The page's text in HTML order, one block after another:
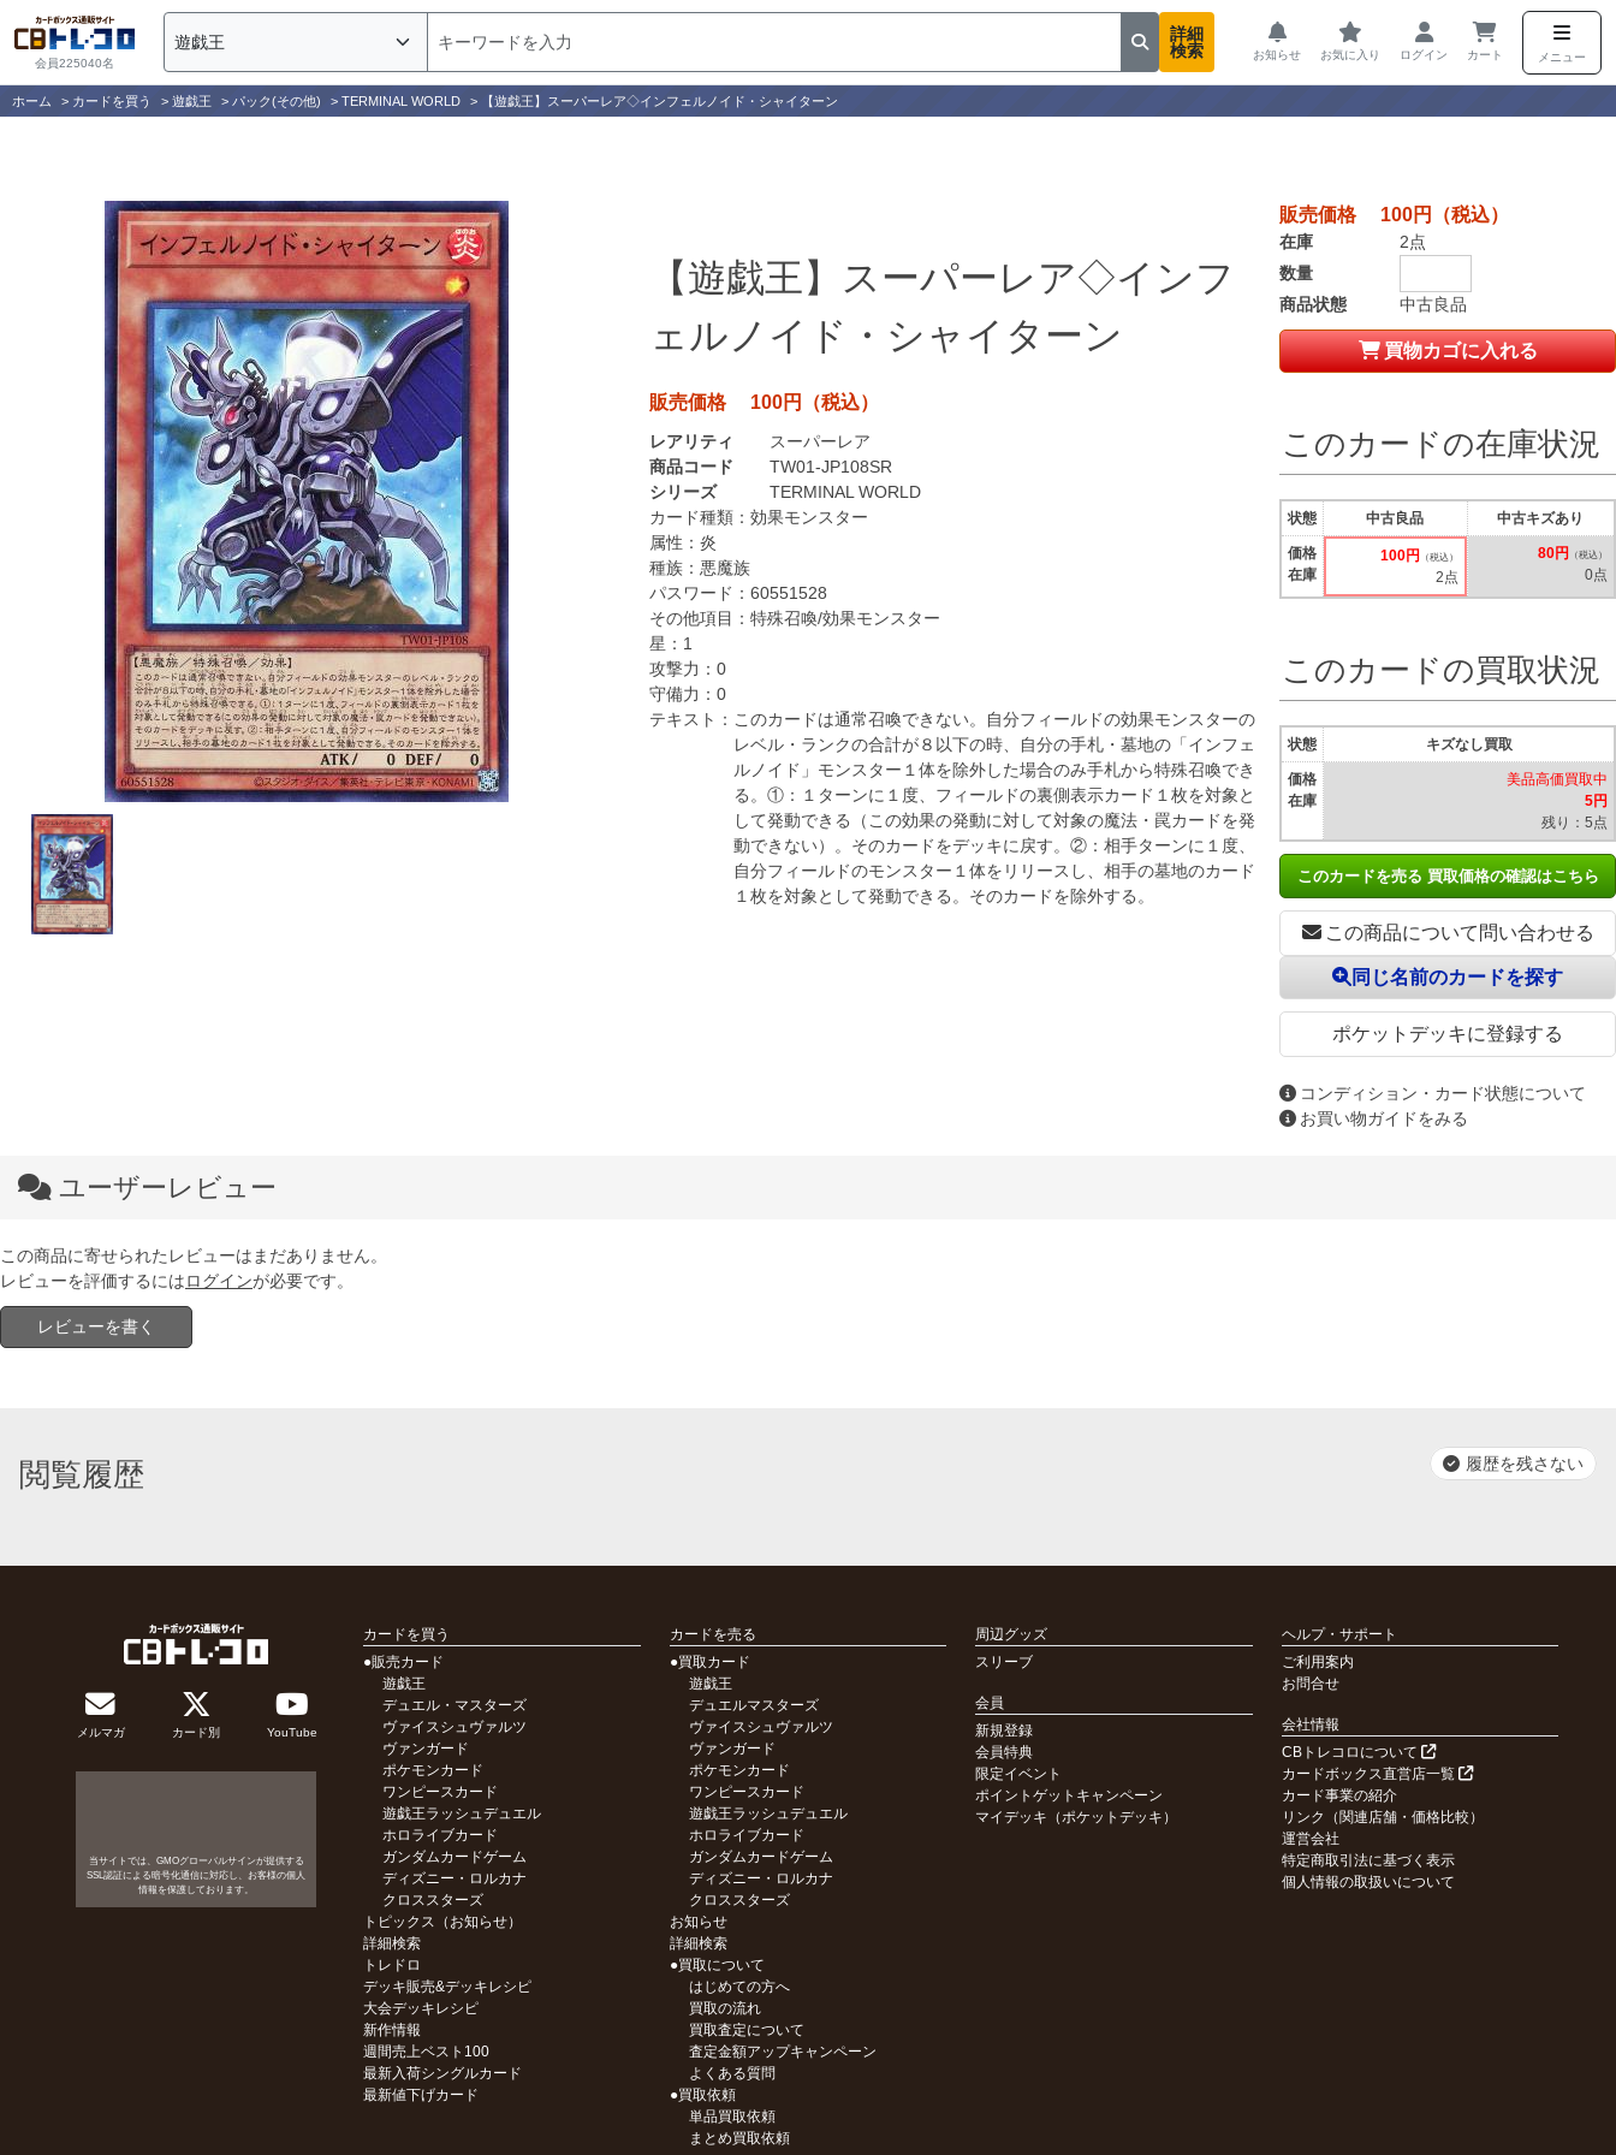
会員225040名
詳細
検索
お知らせ お気に入り ログイン カート メニュー
ホーム > カードを買う > 遊戯王 > パック(その他) > TERMINAL WORLD > 【遊戯王】スーパーレア◇インフェルノイド・シャイターン
【遊戯王】スーパーレア◇インフ
ェルノイド・シャイターン
販売価格 100円（税込）
レアリティ
スーパーレア
商品コード
TW01-JP108SR
シリーズ
TERMINAL WORLD
カード種類： 効果モンスター
属性： 炎
種族： 悪魔族
パスワード： 60551528
その他項目： 特殊召喚/効果モンスター
星： 1
攻撃力： 0
守備力： 0
テキスト： このカードは通常召喚できない。自分フィールドの効果モンスターの
レベル・ランクの合計が８以下の時、自分の手札・墓地の「インフェ
ルノイド」モンスター１体を除外した場合のみ手札から特殊召喚でき
る。①：１ターンに１度、フィールドの裏側表示カード１枚を対象と
して発動できる（この効果の発動に対して対象の魔法・罠カードを発
動できない）。そのカードをデッキに戻す。②：相手ターンに１度、
自分フィールドのモンスター１体をリリースし、相手の墓地のカード
１枚を対象として発動できる。そのカードを除外する。
販売価格 100円（税込）
商品状態 中古良品
在庫
2点
数量
買物カゴに入れる
この商品について問い合わせる
ポケットデッキに登録する
同じ名前のカードを探す
コンディション・カード状態について
お買い物ガイドをみる
このカードの在庫状況
状態
価格
在庫
中古良品
100円 （税込）
2点
中古キズあり
80円 （税込）
0点
このカードの買取状況
状態
価格
在庫
キズなし買取
美品高価買取中
5円
残り：5点
このカードを売る 買取価格の確認はこちら
ユーザーレビュー
この商品に寄せられたレビューはまだありません。
レビューを評価するにはログインが必要です。
レビューを書く
閲覧履歴 履歴を残さない
メルマガ カード別 YouTube
当サイトでは、GMOグローバルサインが提供する
SSL認証による暗号化通信に対応し、お客様の個人
情報を保護しております。
カードを買う
●販売カード
遊戯王
デュエル・マスターズ
ヴァイスシュヴァルツ
ヴァンガード
ポケモンカード
ワンピースカード
遊戯王ラッシュデュエル
ホロライブカード
ガンダムカードゲーム
ディズニー・ロルカナ
クロススターズ
トピックス（お知らせ）
詳細検索
トレドロ
デッキ販売&デッキレシピ
大会デッキレシピ
新作情報
週間売上ベスト100
最新入荷シングルカード
最新値下げカード
カードを売る
●買取カード
遊戯王
デュエルマスターズ
ヴァイスシュヴァルツ
ヴァンガード
ポケモンカード
ワンピースカード
遊戯王ラッシュデュエル
ホロライブカード
ガンダムカードゲーム
ディズニー・ロルカナ
クロススターズ
お知らせ
詳細検索
●買取について
はじめての方へ
買取の流れ
買取査定について
査定金額アップキャンペーン
よくある質問
●買取依頼
単品買取依頼
まとめ買取依頼
周辺グッズ
スリーブ
会員
新規登録
会員特典
限定イベント
ポイントゲットキャンペーン
マイデッキ（ポケットデッキ）
ヘルプ・サポート
ご利用案内
お問合せ
会社情報
CBトレコロについて
カードボックス直営店一覧
カード事業の紹介
リンク（関連店舗・価格比較）
運営会社
特定商取引法に基づく表示
個人情報の取扱いについて